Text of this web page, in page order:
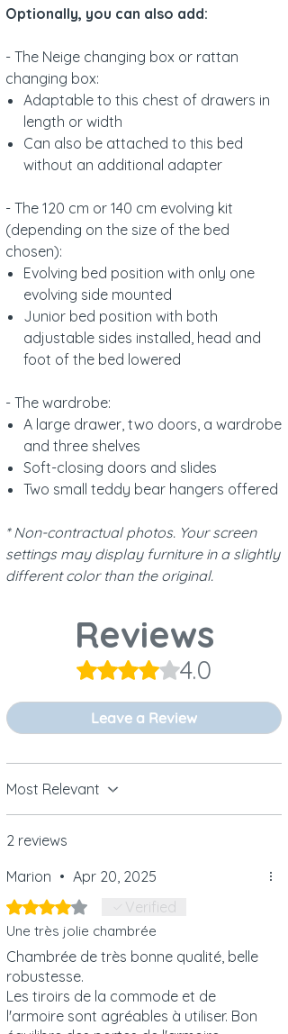
Optionally, you can also add:
- The Neige changing box or rattan
changing box:
Adaptable to this chest of drawers in
length or width
Can also be attached to this bed
without an additional adapter
- The 120 cm or 140 cm evolving kit
(depending on the size of the bed
chosen):
Evolving bed position with only one
evolving side mounted
Junior bed position with both
adjustable sides installed, head and
foot of the bed lowered
- The wardrobe:
A large drawer, two doors, a wardrobe
and three shelves
Soft-closing doors and slides
Two small teddy bear hangers offered
* Non-contractual photos. Your screen
settings may display furniture in a slightly
different color than the original.
Reviews
Rated 4 out of 5 stars.
4.0
Leave a Review
Most Relevant
2 reviews
Marion • Apr 20, 2025
Rated 4 out of 5 stars.Verified
Une très jolie chambrée
Chambrée de très bonne qualité, belle
robustesse.
Les tiroirs de la commode et de
l'armoire sont agréables à utiliser. Bon